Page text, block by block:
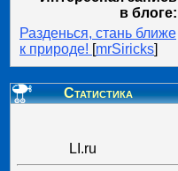
в блоге:
Разденься, стань ближе
к природе! [mrSiricks]
Статистика
LI.ru